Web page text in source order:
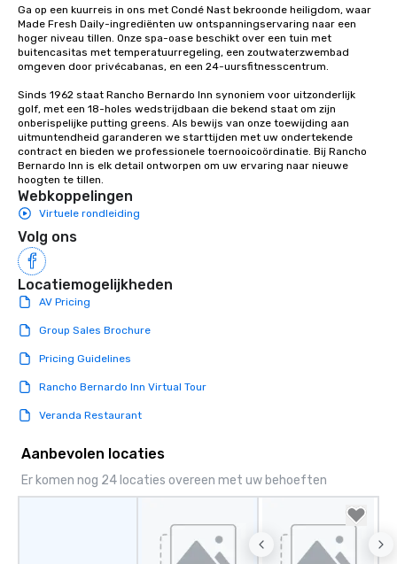
place at multiple
walking in between,
countless
with different people
down at each venue
traverse along the
experiences not only
ways to network, but
way to do so. Large Groups Welcome
date any dietary
allergies for anyone
Feel Like a VIP at
Smacking Foodie
group members
Ga op een kuurreis in ons met Condé Nast bekroonde heiligdom, waar
Made Fresh Daily-ingrediënten uw ontspanningservaring naar een
hoger niveau tillen. Onze spa-oase beschikt over een tuin met
buitencasitas met temperatuurregeling, een zoutwaterzwembad
omgeven door privécabanas, en een 24-uursfitnesscentrum.
Sinds 1962 staat Rancho Bernardo Inn synoniem voor uitzonderlijk
golf, met een 18-holes wedstrijdbaan die bekend staat om zijn
onberispelijke putting greens. Als bewijs van onze toewijding aan
uitmuntendheid garanderen we starttijden met uw ondertekende
contract en bieden we professionele toernooicoördinatie. Bij Rancho
Bernardo Inn is elk detail ontworpen om uw ervaring naar nieuwe
hoogten te tillen.
Webkoppelingen
Virtuele rondleiding
Volg ons
Locatiemogelijkheden
AV Pricing
Group Sales Brochure
Pricing Guidelines
Rancho Bernardo Inn Virtual Tour
Veranda Restaurant
Aanbevolen locaties
Er komen nog 24 locaties overeen met uw behoeften